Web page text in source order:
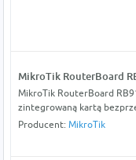
MikroTik RouterBoard
MikroTik RouterBoard
zintegrowaną kartą
Producent: MikroTik